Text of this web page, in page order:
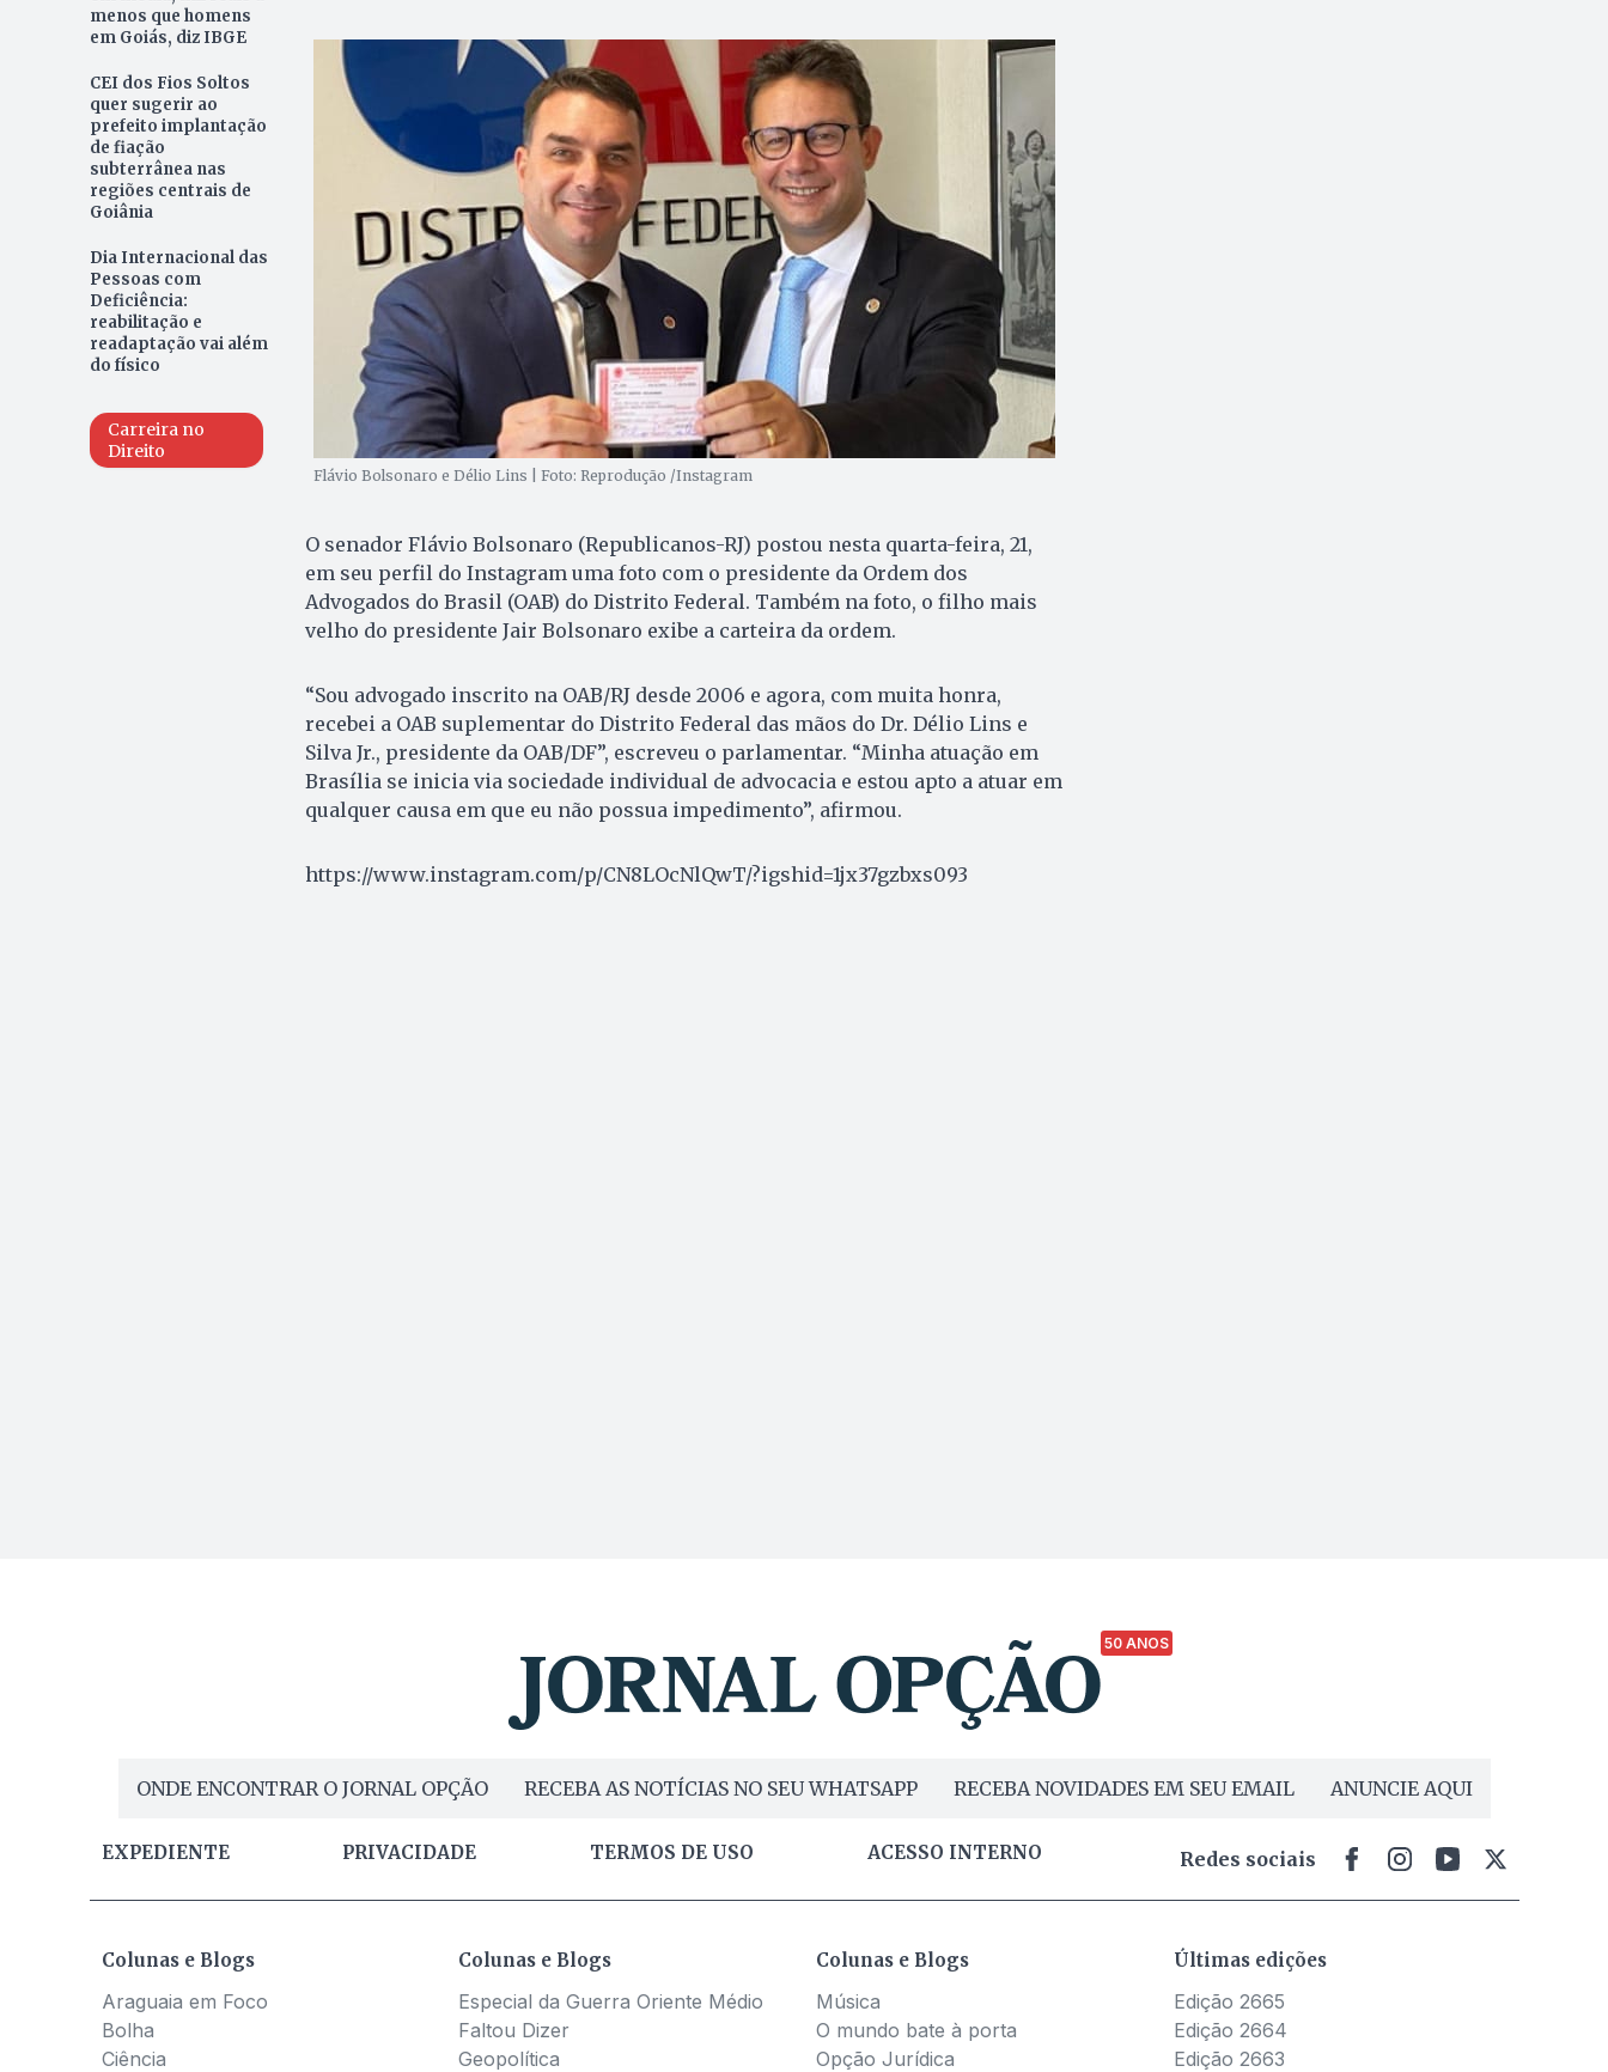
menos que homens
em Goiás, diz IBGE
CEI dos Fios Soltos
quer sugerir ao
prefeito implantação
de fiação
subterrânea nas
regiões centrais de
Goiânia
Dia Internacional das
Pessoas com
Deficiência:
reabilitação e
readaptação vai além
do físico
Carreira no
Direito
Flávio Bolsonaro e Délio Lins | Foto: Reprodução /Instagram
O senador Flávio Bolsonaro (Republicanos-RJ) postou nesta quarta-feira, 21,
em seu perfil do Instagram uma foto com o presidente da Ordem dos
Advogados do Brasil (OAB) do Distrito Federal. Também na foto, o filho mais
velho do presidente Jair Bolsonaro exibe a carteira da ordem.
“Sou advogado inscrito na OAB/RJ desde 2006 e agora, com muita honra,
recebei a OAB suplementar do Distrito Federal das mãos do Dr. Délio Lins e
Silva Jr., presidente da OAB/DF”, escreveu o parlamentar. “Minha atuação em
Brasília se inicia via sociedade individual de advocacia e estou apto a atuar em
qualquer causa em que eu não possua impedimento”, afirmou.
https://www.instagram.com/p/CN8LOcNlQwT/?igshid=1jx37gzbxs093
50 ANOS
ONDE ENCONTRAR O JORNAL OPÇÃO RECEBA AS NOTÍCIAS NO SEU WHATSAPP RECEBA NOVIDADES EM SEU EMAIL ANUNCIE AQUI
EXPEDIENTE PRIVACIDADE TERMOS DE USO ACESSO INTERNO Redes sociais
Colunas e Blogs
Araguaia em Foco
Bolha
Ciência
Colunas e Blogs
Especial da Guerra Oriente Médio
Faltou Dizer
Geopolítica
Colunas e Blogs
Música
O mundo bate à porta
Opção Jurídica
Últimas edições
Edição 2665
Edição 2664
Edição 2663